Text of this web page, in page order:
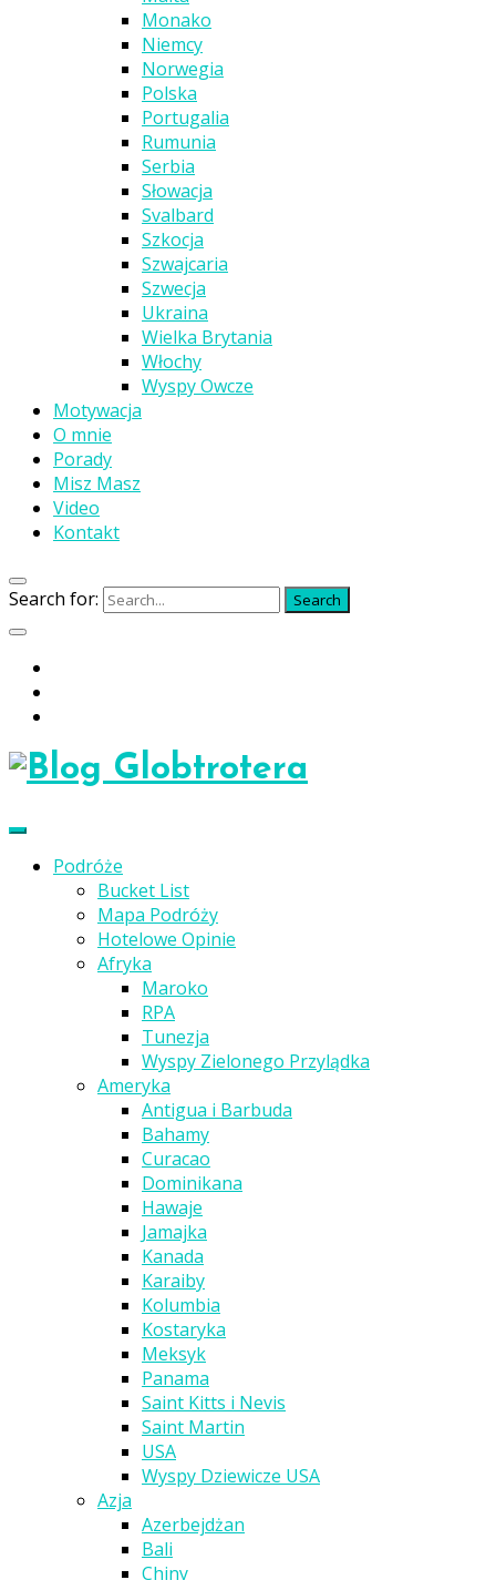
Monako
Niemcy
Norwegia
Polska
Portugalia
Rumunia
Serbia
Słowacja
Svalbard
Szkocja
Szwajcaria
Szwecja
Ukraina
Wielka Brytania
Włochy
Wyspy Owcze
Motywacja
O mnie
Porady
Misz Masz
Video
Kontakt
Search for: Search
Podróże
Bucket List
Mapa Podróży
Hotelowe Opinie
Afryka
Maroko
RPA
Tunezja
Wyspy Zielonego Przylądka
Ameryka
Antigua i Barbuda
Bahamy
Curacao
Dominikana
Hawaje
Jamajka
Kanada
Karaiby
Kolumbia
Kostaryka
Meksyk
Panama
Saint Kitts i Nevis
Saint Martin
USA
Wyspy Dziewicze USA
Azja
Azerbejdżan
Bali
Chiny